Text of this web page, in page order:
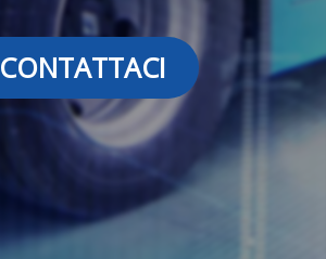
CONTATTACI